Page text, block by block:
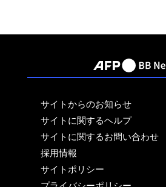
サイトからのお知らせ
サイトに関するヘルプ
サイトに関するお問い合わせ
採用情報
サイトポリシー